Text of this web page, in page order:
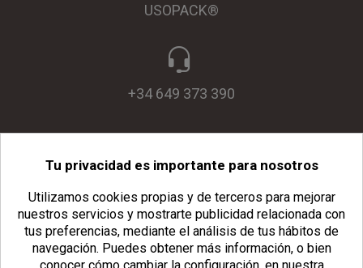
USOPACK®
+34 649 373 390
info@usopack.com
Tu privacidad es importante para nosotros
Utilizamos cookies propias y de terceros para mejorar
nuestros servicios y mostrarte publicidad relacionada con
tus preferencias, mediante el análisis de tus hábitos de
navegación. Puedes obtener más información, o bien
conocer cómo cambiar la configuración, en nuestra